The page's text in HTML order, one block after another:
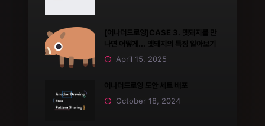
[어나더드로잉]CASE 3. 멧돼지를 만
나면 어떻게... 멧돼지의 특징 알아보기
April 15, 2025
어나더드로잉 도안 세트 배포
October 18, 2024